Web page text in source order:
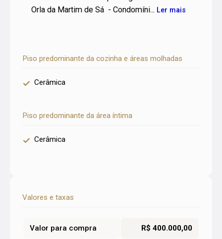
Orla da Martim de Sá - Condomíni... Ler mais
Piso predominante da cozinha e áreas molhadas
Cerâmica
Piso predominante da área íntima
Cerâmica
Valores e taxas
Valor para compra R$ 400.000,00